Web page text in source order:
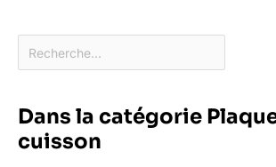
Dans la catégorie
cuisson